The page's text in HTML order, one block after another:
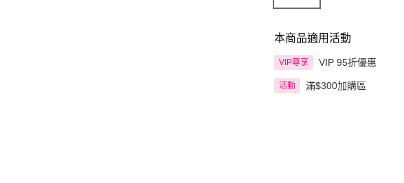
本商品適用活動
VIP尊享 VIP 95折優惠
活動 滿$300加購區